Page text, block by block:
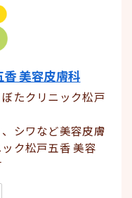
美容皮膚科
たクリニック松戸
シワなど美容皮膚
ク松戸五香 美容